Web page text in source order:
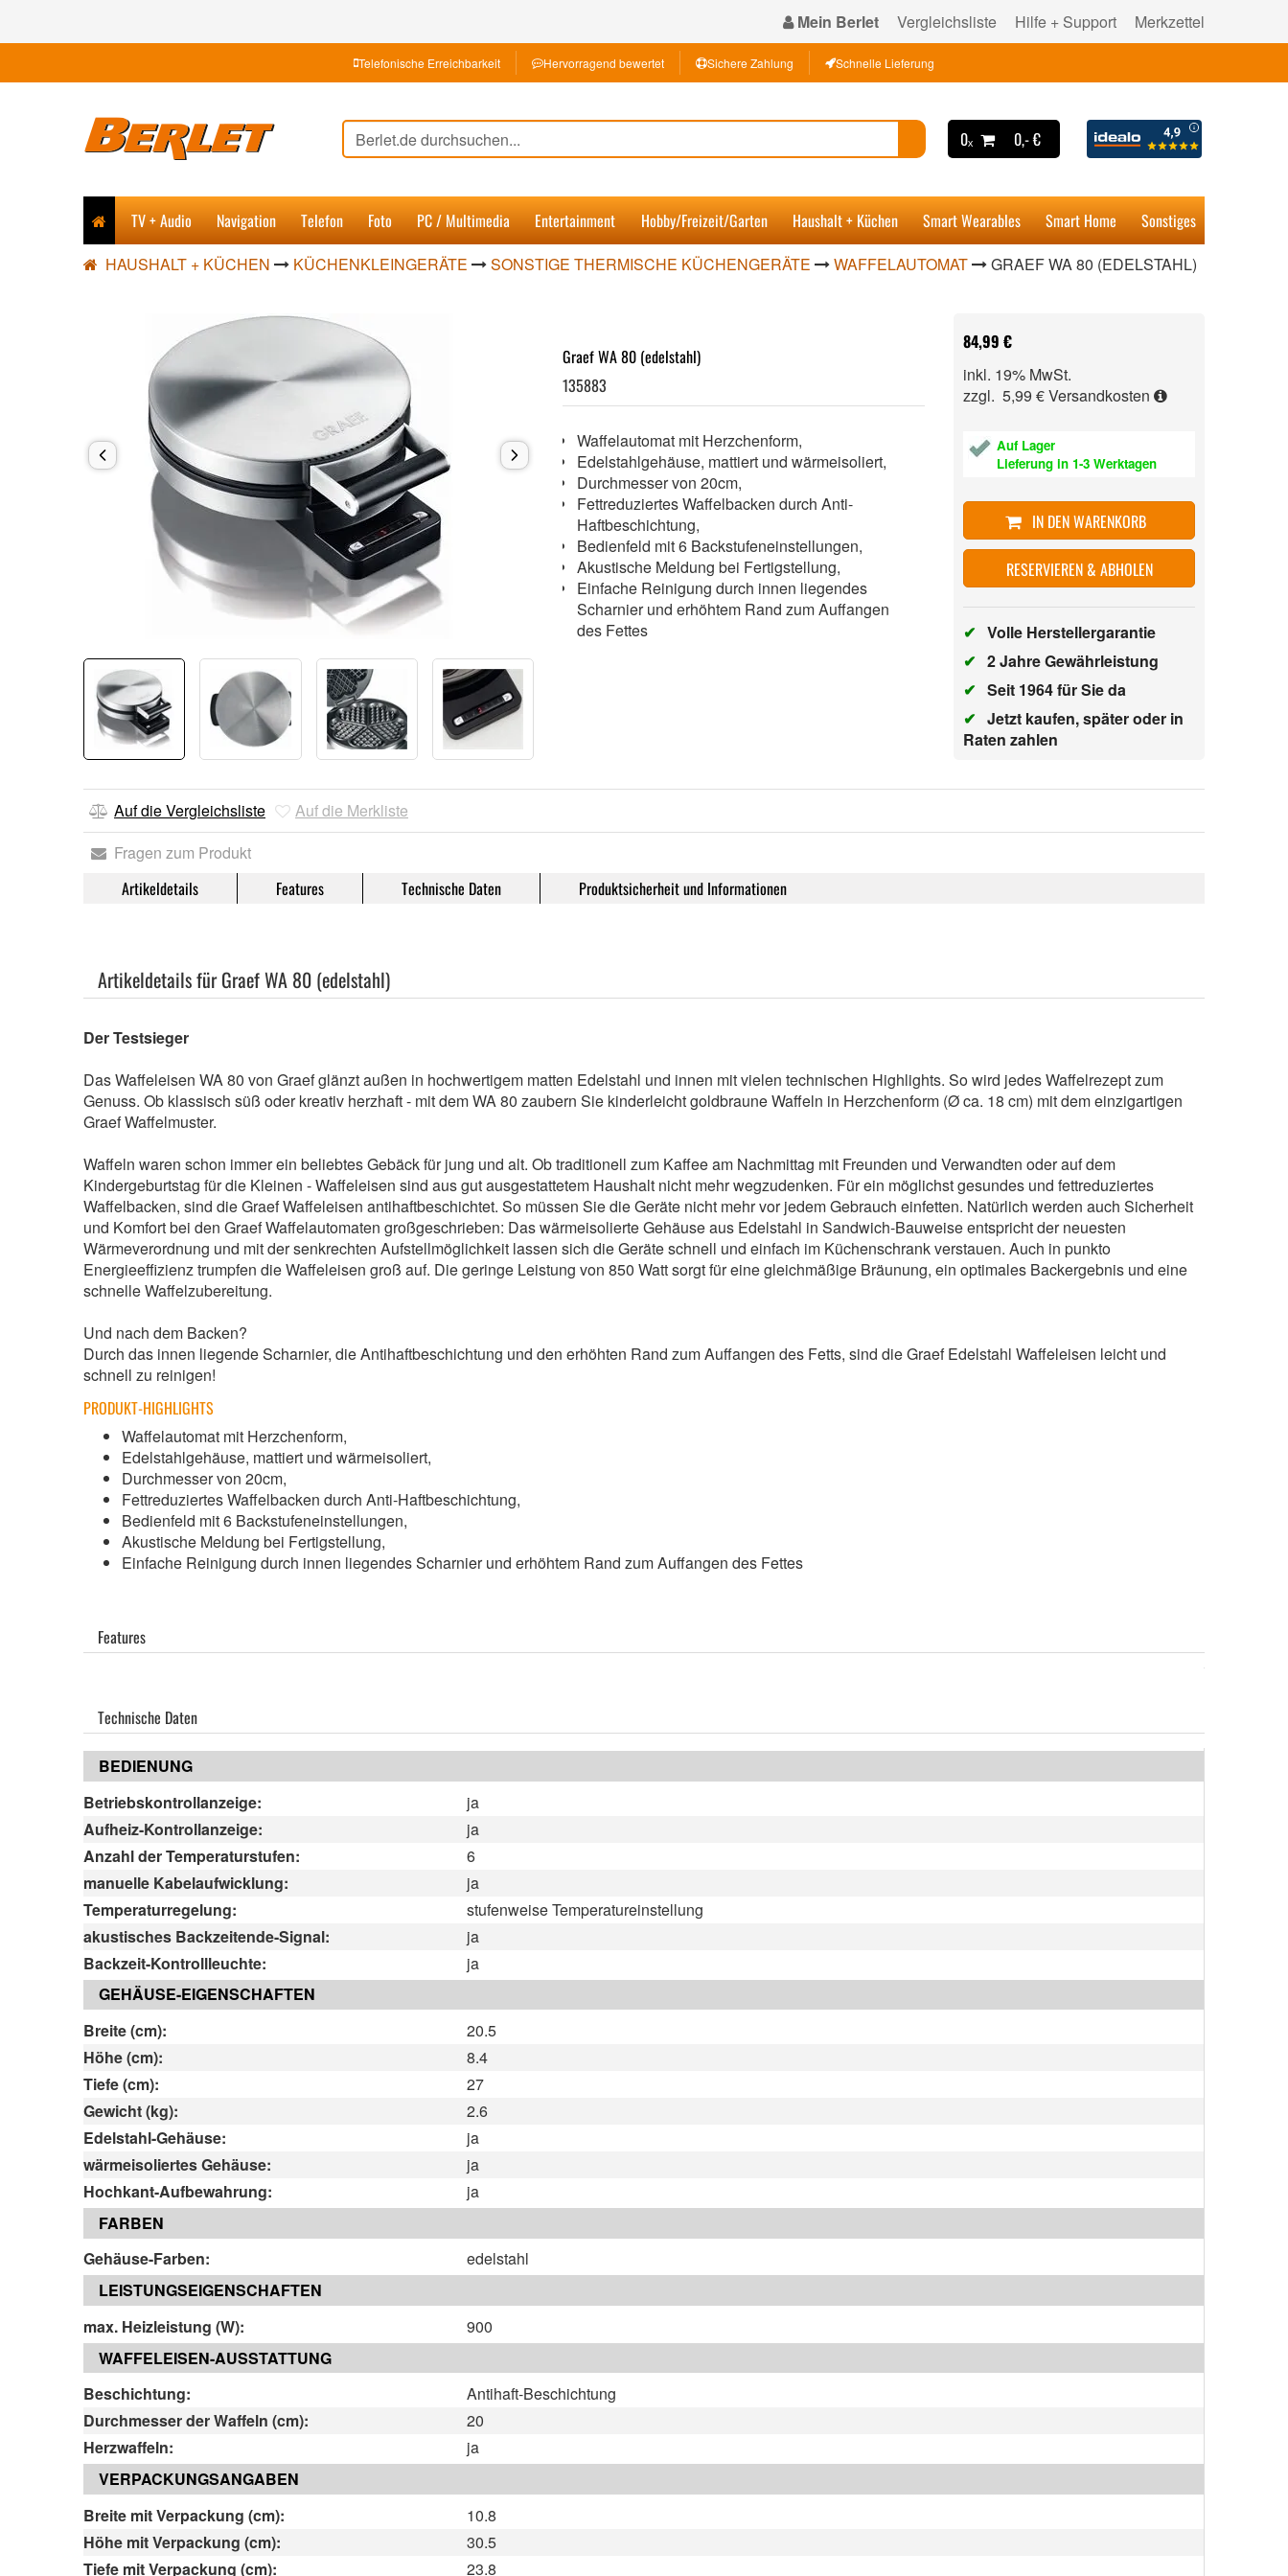
Mein Berlet Vergleichsliste Hilfe + Support Merkzettel
Telefonische Erreichbarkeit Hervorragend bewertet Sichere Zahlung Schnelle Lieferung
0ₓ 0,- €
TV + Audio Navigation Telefon Foto PC / Multimedia Entertainment Hobby/Freizeit/Garten Haushalt + Küchen Smart Wearables Smart Home Sonstiges
HAUSHALT + KÜCHEN KÜCHENKLEINGERÄTE SONSTIGE THERMISCHE KÜCHENGERÄTE WAFFELAUTOMAT GRAEF WA 80 (EDELSTAHL)
Graef WA 80 (edelstahl)
135883
Waffelautomat mit Herzchenform,
Edelstahlgehäuse, mattiert und wärmeisoliert,
Durchmesser von 20cm,
Fettreduziertes Waffelbacken durch Anti-
Haftbeschichtung,
Bedienfeld mit 6 Backstufeneinstellungen,
Akustische Meldung bei Fertigstellung,
Einfache Reinigung durch innen liegendes
Scharnier und erhöhtem Rand zum Auffangen
des Fettes
84,99 €
inkl. 19% MwSt.
zzgl. 5,99 €Versandkosten
Auf Lager
Lieferung in 1-3 Werktagen
IN DEN WARENKORB
RESERVIEREN & ABHOLEN
✔ Volle Herstellergarantie
✔ 2 Jahre Gewährleistung
✔ Seit 1964 für Sie da
✔ Jetzt kaufen, später oder in
Raten zahlen
Auf die Vergleichsliste
Auf die Merkliste
Fragen zum Produkt
Artikeldetails Features Technische Daten Produktsicherheit und Informationen
Artikeldetails für Graef WA 80 (edelstahl)
Der Testsieger
Das Waffeleisen WA 80 von Graef glänzt außen in hochwertigem matten Edelstahl und innen mit vielen technischen Highlights. So wird jedes Waffelrezept zum
Genuss. Ob klassisch süß oder kreativ herzhaft - mit dem WA 80 zaubern Sie kinderleicht goldbraune Waffeln in Herzchenform (Ø ca. 18 cm) mit dem einzigartigen
Graef Waffelmuster.
Waffeln waren schon immer ein beliebtes Gebäck für jung und alt. Ob traditionell zum Kaffee am Nachmittag mit Freunden und Verwandten oder auf dem
Kindergeburtstag für die Kleinen - Waffeleisen sind aus gut ausgestattetem Haushalt nicht mehr wegzudenken. Für ein möglichst gesundes und fettreduziertes
Waffelbacken, sind die Graef Waffeleisen antihaftbeschichtet. So müssen Sie die Geräte nicht mehr vor jedem Gebrauch einfetten. Natürlich werden auch Sicherheit
und Komfort bei den Graef Waffelautomaten großgeschrieben: Das wärmeisolierte Gehäuse aus Edelstahl in Sandwich-Bauweise entspricht der neuesten
Wärmeverordnung und mit der senkrechten Aufstellmöglichkeit lassen sich die Geräte schnell und einfach im Küchenschrank verstauen. Auch in punkto
Energieeffizienz trumpfen die Waffeleisen groß auf. Die geringe Leistung von 850 Watt sorgt für eine gleichmäßige Bräunung, ein optimales Backergebnis und eine
schnelle Waffelzubereitung.
Und nach dem Backen?
Durch das innen liegende Scharnier, die Antihaftbeschichtung und den erhöhten Rand zum Auffangen des Fetts, sind die Graef Edelstahl Waffeleisen leicht und
schnell zu reinigen!
PRODUKT-HIGHLIGHTS
Waffelautomat mit Herzchenform,
Edelstahlgehäuse, mattiert und wärmeisoliert,
Durchmesser von 20cm,
Fettreduziertes Waffelbacken durch Anti-Haftbeschichtung,
Bedienfeld mit 6 Backstufeneinstellungen,
Akustische Meldung bei Fertigstellung,
Einfache Reinigung durch innen liegendes Scharnier und erhöhtem Rand zum Auffangen des Fettes
Features
Technische Daten
BEDIENUNG
Betriebskontrollanzeige:
ja
Aufheiz-Kontrollanzeige:
ja
Anzahl der Temperaturstufen:
6
manuelle Kabelaufwicklung:
ja
Temperaturregelung:
stufenweise Temperatureinstellung
akustisches Backzeitende-Signal:
ja
Backzeit-Kontrollleuchte:
ja
GEHÄUSE-EIGENSCHAFTEN
Breite (cm):
20.5
Höhe (cm):
8.4
Tiefe (cm):
27
Gewicht (kg):
2.6
Edelstahl-Gehäuse:
ja
wärmeisoliertes Gehäuse:
ja
Hochkant-Aufbewahrung:
ja
FARBEN
Gehäuse-Farben:
edelstahl
LEISTUNGSEIGENSCHAFTEN
max. Heizleistung (W):
900
WAFFELEISEN-AUSSTATTUNG
Beschichtung:
Antihaft-Beschichtung
Durchmesser der Waffeln (cm):
20
Herzwaffeln:
ja
VERPACKUNGSANGABEN
Breite mit Verpackung (cm):
10.8
Höhe mit Verpackung (cm):
30.5
Tiefe mit Verpackung (cm):
23.8